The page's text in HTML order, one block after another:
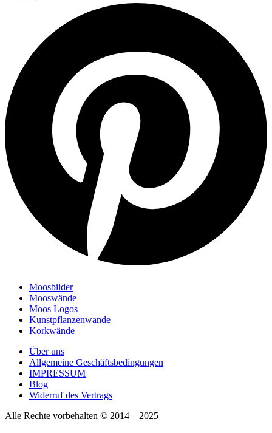
Moosbilder
Mooswände
Moos Logos
Kunstpflanzenwande
Korkwände
Über uns
Allgemeine Geschäftsbedingungen
IMPRESSUM
Blog
Widerruf des Vertrags
Alle Rechte vorbehalten © 2014 – 2025